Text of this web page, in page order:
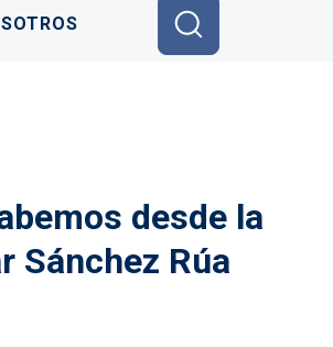
desde la
Sánchez Rúa